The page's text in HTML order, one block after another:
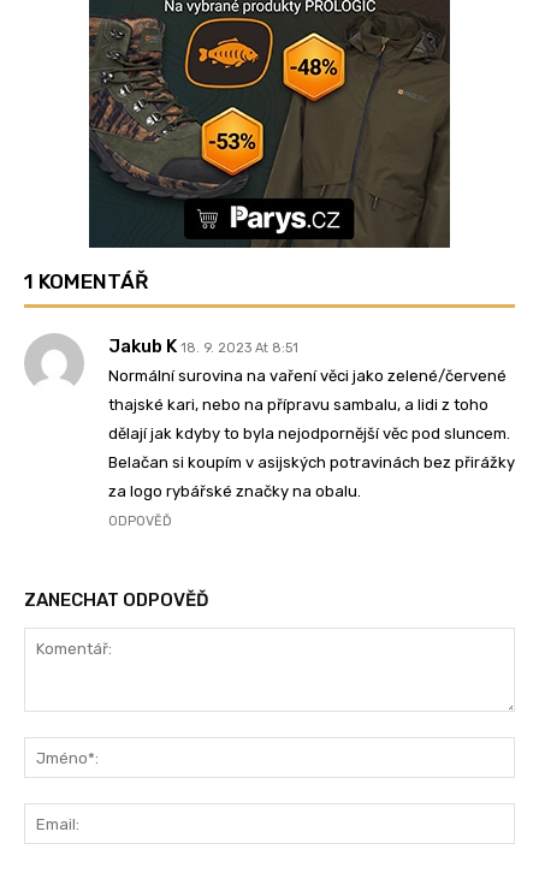
1 KOMENTÁŘ
Jakub K 18. 9. 2023 At 8:51
Normální surovina na vaření věci jako zelené/červené
thajské kari, nebo na přípravu sambalu, a lidi z toho
dělají jak kdyby to byla nejodpornější věc pod sluncem.
Belačan si koupím v asijských potravinách bez přirážky
za logo rybářské značky na obalu.
ODPOVĚĎ
ZANECHAT ODPOVĚĎ